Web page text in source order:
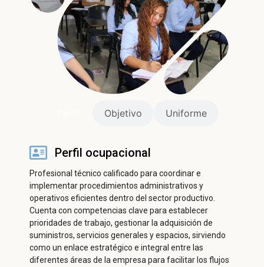
Objetivo Uniforme
Perfil ocupacional
Profesional técnico calificado para coordinar e
implementar procedimientos administrativos y
operativos eficientes dentro del sector productivo.
Cuenta con competencias clave para establecer
prioridades de trabajo, gestionar la adquisición de
suministros, servicios generales y espacios, sirviendo
como un enlace estratégico e integral entre las
diferentes áreas de la empresa para facilitar los flujos